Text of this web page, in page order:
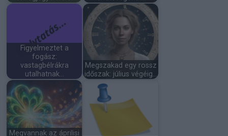
Figyelmeztet a
fogász:
vastagbélrákra
utalhatnak…
Megszakad egy rossz
időszak: július végéig…
Megvannak az áprilisi